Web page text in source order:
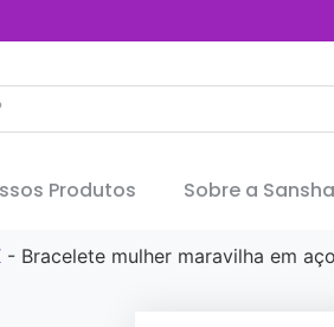
Produtos Sobre a
- Bracelete mulher maravilha em